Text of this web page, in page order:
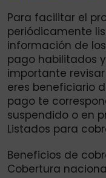
Para facilitar el
periódicamente
información de
pago habilitados
importante
eres beneficiario
pago te
suspendido o en
Listados para
Beneficios de
Cobertura